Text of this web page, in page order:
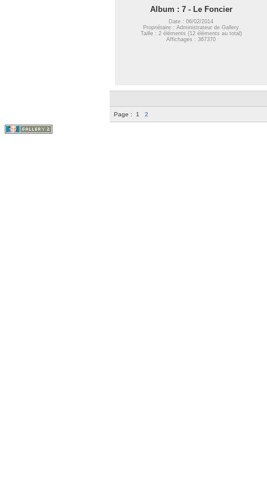
Album : 7 - Le Foncier
Date : 06/02/2014
Propriétaire : Administrateur de Gallery
Taille : 2 éléments (12 éléments au total)
Affichages : 367370
Page : 1 2